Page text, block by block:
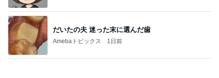
だいたの夫 迷った末に選んだ歯
Amebaトピックス 1日前